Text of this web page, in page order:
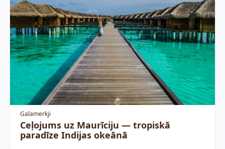
Galamerkji
Ceļojums uz Maurīciju — tropiskā
paradīze Indijas okeānā